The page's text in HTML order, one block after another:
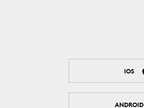
IOS
ANDROID